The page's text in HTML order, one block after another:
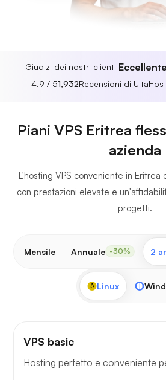
Giudizi dei nostri clienti Eccellente
4.9 / 51,932Recensioni di UltaHost
Piani VPS Eritrea
azienda
L'hosting VPS conveniente in
con prestazioni elevate e
progetti.
Mensile Annuale -30% 2
Linux
VPS basic
Hosting perfetto e conveniente